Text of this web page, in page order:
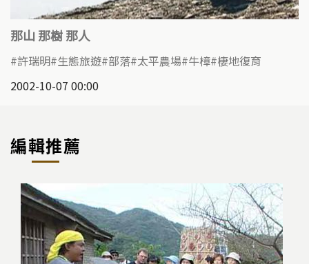
那山 那樹 那人
許瑞明 生態旅遊 部落 太平農場 牛樟 棲地復育
2002-10-07 00:00
編輯推薦